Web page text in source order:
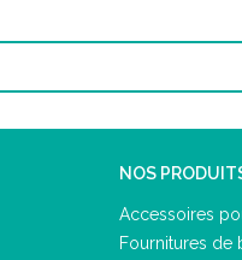
NOS
Accessoires
Fournitures de